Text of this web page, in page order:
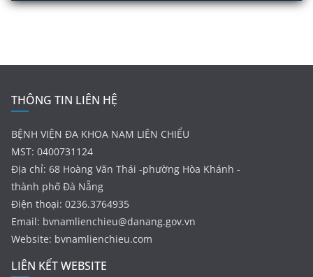
THÔNG TIN LIÊN HỆ
BỆNH VIỆN ĐA KHOA NAM LIÊN CHIỂU
MST: 0400731124
Địa chỉ: 68 Hoàng Văn Thái -phường Hòa Khánh -
thành phố Đà Nẵng
Điện thoại: 0236.3764935
Email: bvnamlienchieu@danang.gov.vn
Website: bvnamlienchieu.com
LIÊN KẾT WEBSITE